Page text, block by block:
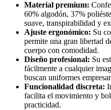
Material premium:
60% algodón, 37%
suave, transpirabilidad y
Ajuste ergonómico: Su
permite una gran libertad
cuerpo con comodidad.
Diseño profesional: Su
fácilmente a cualquier
buscan uniformes
Funcionalidad discreta:
facilita el movimiento y
practicidad.